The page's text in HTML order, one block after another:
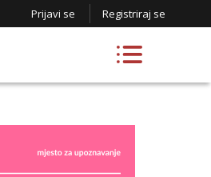
Prijavi se Registriraj se